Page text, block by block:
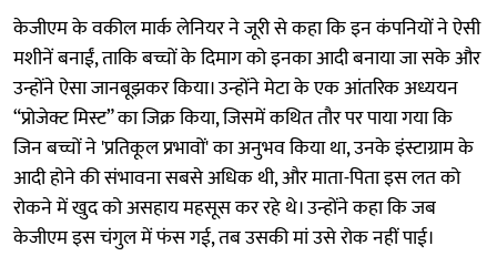
केजीएम के वकील मार्क लेनियर ने जूरी से कहा कि इन कंपनियों ने ऐसी
मशीनें बनाईं, ताकि बच्चों के दिमाग को इनका आदी बनाया जा सके और
उन्होंने ऐसा जानबूझकर किया। उन्होंने मेटा के एक आंतरिक अध्ययन
“प्रोजेक्ट मिस्ट” का जिक्र किया, जिसमें कथित तौर पर पाया गया कि
जिन बच्चों ने 'प्रतिकूल प्रभावों' का अनुभव किया था, उनके इंस्टाग्राम के
आदी होने की संभावना सबसे अधिक थी, और माता-पिता इस लत को
रोकने में खुद को असहाय महसूस कर रहे थे। उन्होंने कहा कि जब
केजीएम इस चंगुल में फंस गई, तब उसकी मां उसे रोक नहीं पाई।